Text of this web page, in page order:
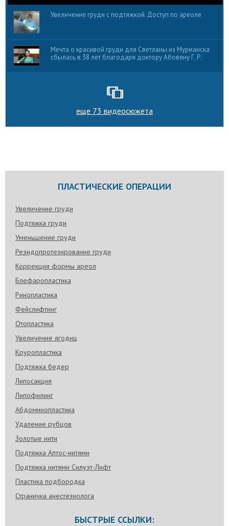
Увеличение груди с подтяжкой. Доступ по ареоле
Мечта о красивой груди для Светланы из Мурманска
сбылась в 38 лет благодаря доктору Абовяну Г. Р.
еще 73 видеосюжета
ПЛАСТИЧЕСКИЕ ОПЕРАЦИИ
Увеличение груди
Подтяжка груди
Уменьшение груди
Реэндопротезирование груди
Коррекция формы ареол
Блефаропластика
Ринопластика
Фейслифтинг
Отопластика
Увеличение ягодиц
Круропластика
Подтяжка бедер
Липосакция
Липофилинг
Абдоминопластика
Удаление рубцов
Золотые нити
Подтяжка Аптос-нитями
Подтяжка нитями Силуэт-Лифт
Пластика подбородка
Страничка анестезиолога
БЫСТРЫЕ ССЫЛКИ: